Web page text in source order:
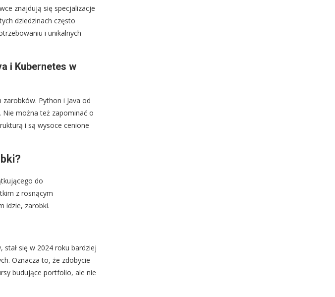
znajdują się specjalizacje
dziedzinach często
i unikalnych
i Kubernetes w
Python i Java od
Nie można też zapominać o
i są wysoce cenione
do
z rosnącym
idzie, zarobki.
się w 2024 roku bardziej
Oznacza to, że zdobycie
budujące portfolio, ale nie